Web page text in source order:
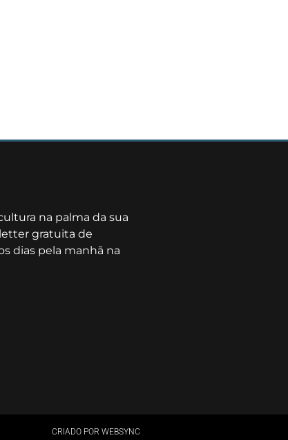
na palma da sua
gratuita de
dias pela manhã na
CRIADO POR WEBSYNC